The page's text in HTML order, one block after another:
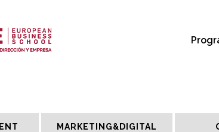
MARKETING&DIGITAL